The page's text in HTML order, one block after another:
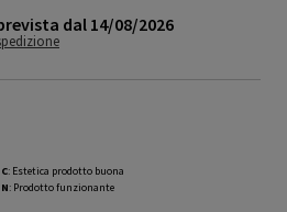
dal 14/08/2026
C: Estetica prodotto buona
N: Prodotto funzionante